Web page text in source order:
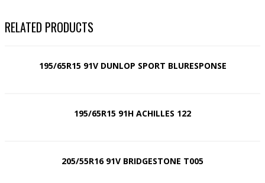
RELATED PRODUCTS
195/65R15 91V DUNLOP SPORT BLURESPONSE
195/65R15 91H ACHILLES 122
205/55R16 91V BRIDGESTONE T005